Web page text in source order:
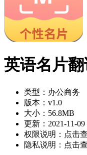
英语名片
类型： 办公商务
版本： v1.0
大小： 56.8MB
更新： 2021-11-
权限说明： 点击
隐私说明： 点击